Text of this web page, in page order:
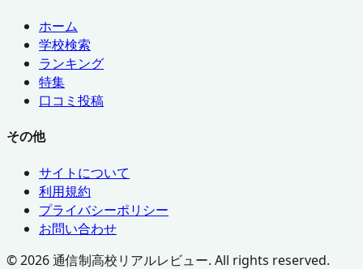
ホーム
学校検索
ランキング
特集
口コミ投稿
その他
サイトについて
利用規約
プライバシーポリシー
お問い合わせ
©2026通信制高校リアルレビュー. All rights reserved.